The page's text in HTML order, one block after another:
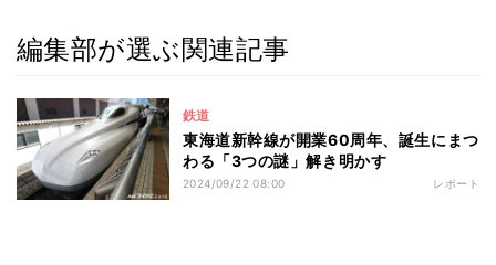
編集部が選ぶ関連記事
鉄道
東海道新幹線が開業60周年、誕生にまつ
わる「3つの謎」解き明かす
2024/09/22 08:00 レポート